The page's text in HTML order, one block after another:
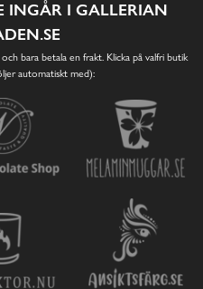
INGÅR I GALLERIAN
bara betala en frakt. Klicka på valfri butik
automatiskt med):